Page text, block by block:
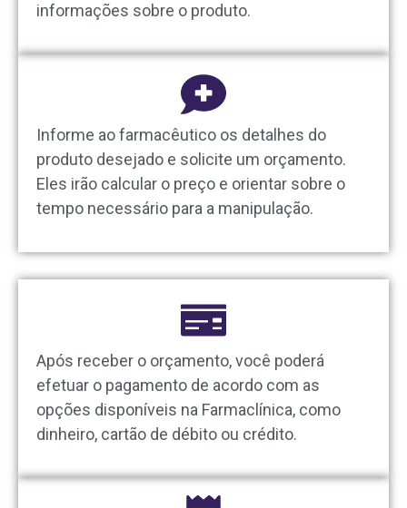
informações sobre o produto.
Informe ao farmacêutico os detalhes do
produto desejado e solicite um orçamento.
Eles irão calcular o preço e orientar sobre o
tempo necessário para a manipulação.
Após receber o orçamento, você poderá
efetuar o pagamento de acordo com as
opções disponíveis na Farmaclínica, como
dinheiro, cartão de débito ou crédito.